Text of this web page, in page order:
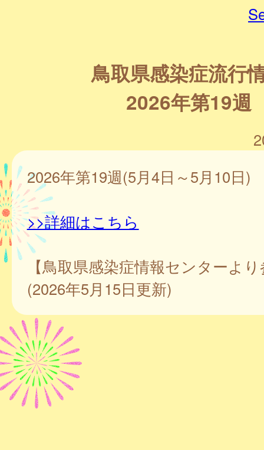
鳥取県感染症流行
2026年第19週
2026年第19週(5月4日～5月10日)
>>詳細はこちら
【鳥取県感染症情報センターよ
(2026年5月15日更新)